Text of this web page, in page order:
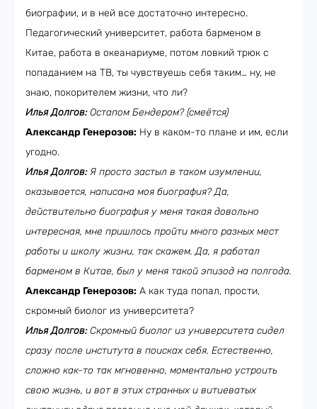
биографии, и в ней все достаточно интересно.
Педагогический университет, работа барменом в
Китае, работа в океанариуме, потом ловкий трюк с
попаданием на ТВ, ты чувствуешь себя таким… ну, не
знаю, покорителем жизни, что ли?
Илья Долгов:Остапом Бендером? (смеётся)
Александр Генерозов: Ну в каком-то плане и им, если
угодно.
Илья Долгов:Я просто застыл в таком изумлении,
оказывается, написана моя биография? Да,
действительно биография у меня такая довольно
интересная, мне пришлось пройти много разных мест
работы и школу жизни, так скажем. Да, я работал
барменом в Китае, был у меня такой эпизод на полгода.
Александр Генерозов: А как туда попал, прости,
скромный биолог из университета?
Илья Долгов:Скромный биолог из университета сидел
сразу после института в поисках себя. Естественно,
сложно как-то так мгновенно, моментально устроить
свою жизнь, и вот в этих странных и витиеватых